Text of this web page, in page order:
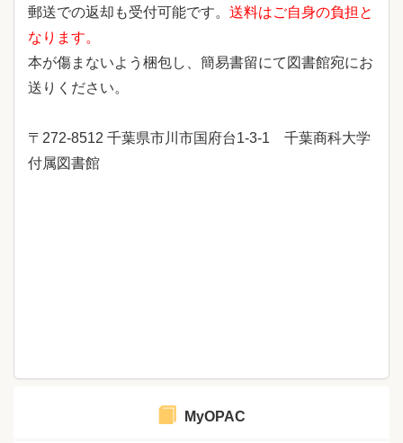
郵送での返却も受付可能です。 送料はご自身の負担と
なります。
本が傷まないよう梱包し、簡易書留にて図書館宛にお
送りください。
〒272-8512 千葉県市川市国府台1-3-1 千葉商科大学
付属図書館
MyOPAC